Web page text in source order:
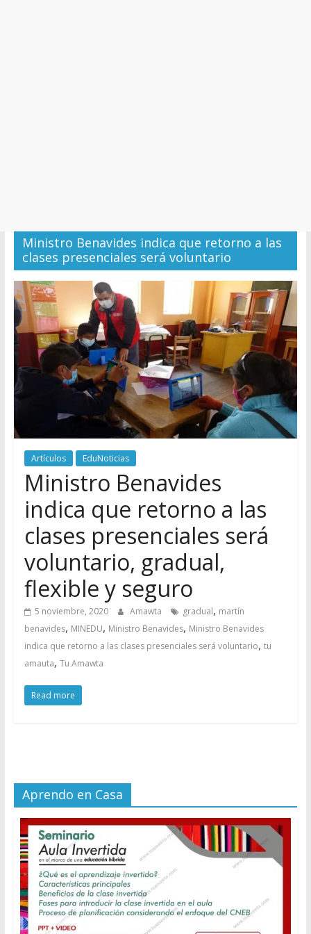
Ministro Benavides indica que retorno a las
clases presenciales será voluntario
Artículos EduNoticias
Ministro Benavides
indica que retorno a las
clases presenciales será
voluntario, gradual,
flexible y seguro
5 noviembre, 2020 Amawta gradual, martín
benavides, MINEDU, Ministro Benavides, Ministro Benavides
indica que retorno a las clases presenciales será voluntario, tu
amauta, Tu Amawta
Read more
Aprendo en Casa